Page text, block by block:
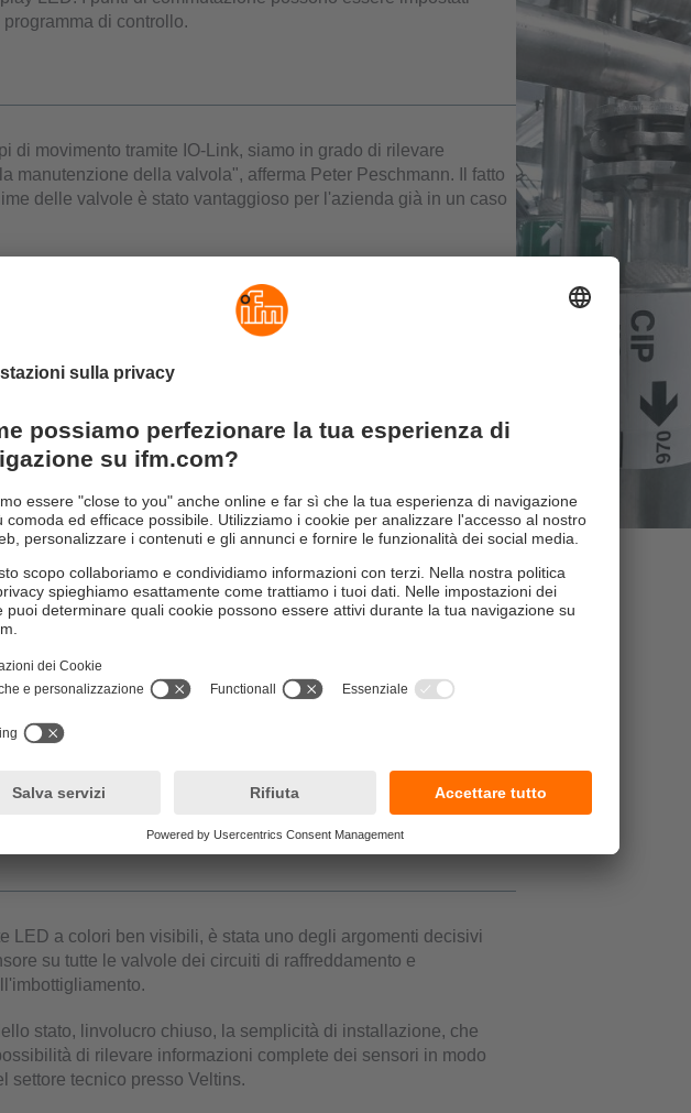
di controllo.
movimento tramite IO-Link, siamo in grado di rilevare
manutenzione della valvola", afferma Peter Peschmann. Il fatto
delle valvole è stato vantaggioso per l'azienda già in un caso
localizzare perché non cerano visori per ispezione installati
scoperto che una delle valvole non si chiudeva più
perdita indesiderata è stata eliminata. Questo dimostra il
Per il birrificio C. & A. Veltins, l'MVQ rappresenta un vero
viene conservata in un circuito separato. Lafflusso e il deflusso
le valvole sono aperte.
LED dell'MVQ. Presso il birrificio Veltins, una luce rossa
colori selezionabili per lindicazione dello stato.
e raffreddamento dell'acqua. I dati vengono trasmessi in parte
LED a colori ben visibili, è stata uno degli argomenti decisivi
su tutte le valvole dei circuiti di raffreddamento e
stato, linvolucro chiuso, la semplicità di installazione, che
di rilevare informazioni complete dei sensori in modo
settore tecnico presso Veltins.